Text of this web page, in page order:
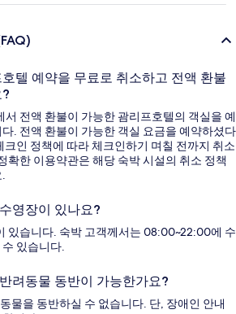
텔 예약을 무료로 취소하고 전액 환불
서 전액 환불이 가능한 괌리프호텔의 객실을 예
. 전액 환불이 가능한 객실 요금을 예약하셨다
크인 정책에 따라 체크인하기 며칠 전까지 취소
확한 이용약관은 해당 숙박 시설의 취소 정책
영장이 있나요?
있습니다. 숙박 고객께서는 08:00~22:00에 수
있습니다.
려동물 동반이 가능한가요?
물을 동반하실 수 없습니다. 단, 장애인 안내